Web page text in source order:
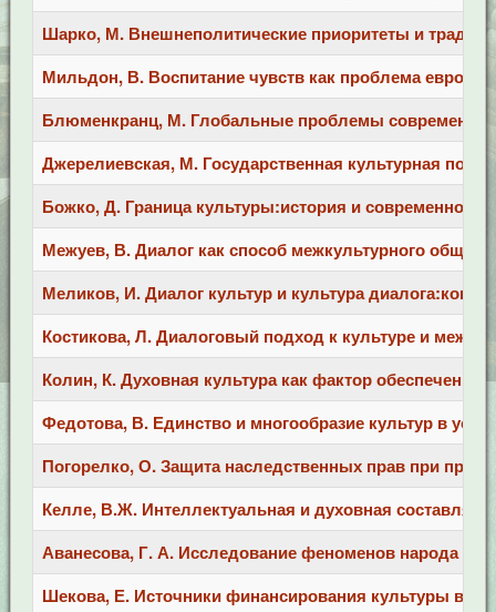
Шарко, М. Внешнеполитические приоритеты и
Мильдон, В. Воспитание чувств как проблема
Блюменкранц, М. Глобальные проблемы
Джерелиевская, М. Государственная культурная
Божко, Д. Граница культуры:история и
Межуев, В. Диалог как способ межкультурного
Меликов, И. Диалог культур и культура
Костикова, Л. Диалоговый подход к культуре и
Колин, К. Духовная культура как фактор
Федотова, В. Единство и многообразие культур в
Погорелко, О. Защита наследственных прав при
Келле, В.Ж. Интеллектуальная и духовная
Аванесова, Г. А. Исследование феноменов народа и
Шекова, Е. Источники финансирования культуры в